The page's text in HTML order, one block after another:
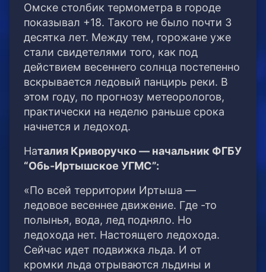
Омске столбик термометра в городе
показывал +18. Такого не было почти 3
десятка лет. Между тем, горожане уже
стали свидетелями того, как под
действием весеннего солнца постепенно
вскрывается ледовый панцирь реки. В
этом году, по прогнозу метеорологов,
практически на неделю раньше срока
начнется и ледоход.
Наталия Криворучко — начальник ФГБУ
“Обь-Иртышское УГМС”:
«По всей территории Иртыша —
ледовое весеннее движение. Где -то
полынья, вода, лед подняло. Но
ледохода нет. Настоящего ледохода.
Сейчас идет подвижка льда. И от
кромки льда отрываются льдины и